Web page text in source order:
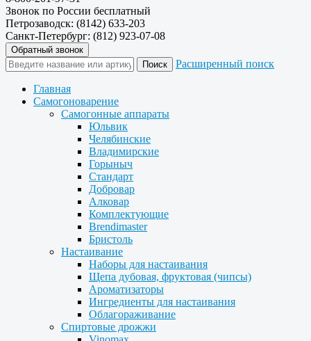
Звонок по России бесплатный
Петрозаводск: (8142) 633-203
Санкт-Петербург: (812) 923-07-08
Обратный звонок
Расширенный поиск
Главная
Самогоноварение
Самогонные аппараты
Юльвик
Челябинские
Владимирские
Горыныч
Стандарт
Добровар
Алковар
Комплектующие
Brendimaster
Бристоль
Настаивание
Наборы для настаивания
Щепа дубовая, фруктовая (чипсы)
Ароматизаторы
Ингредиенты для настаивания
Облагораживание
Спиртовые дрожжи